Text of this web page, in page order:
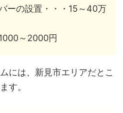
ーの設置・・・15～40万
～2000円
には、新見市エリアだとこ
す。